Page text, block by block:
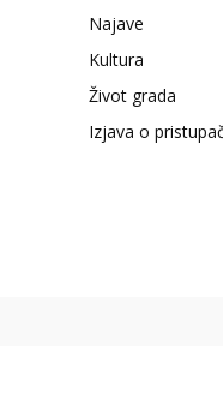
Najave
Kultura
Život grada
Izjava o